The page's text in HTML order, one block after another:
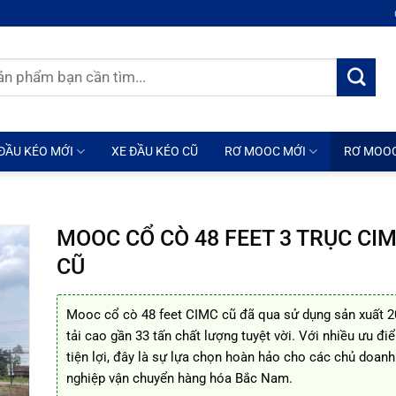
KÉO MỚI XE ĐẦU KÉO CŨ RƠ MOOC MỚI RƠ
MOOC CỔ CÒ 48 FEET 3 TRỤC
CŨ
Mooc cổ cò 48 feet CIMC cũ đã qua sử dụng sản xuất
tải cao gần 33 tấn chất lượng tuyệt vời. Với nhiều ưu
tiện lợi, đây là sự lựa chọn hoàn hảo cho các chủ doanh
nghiệp vận chuyển hàng hóa Bắc Nam.